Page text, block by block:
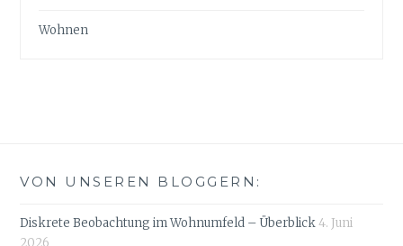
Wohnen
VON UNSEREN BLOGGERN:
Diskrete Beobachtung im Wohnumfeld – Überblick4. Juni